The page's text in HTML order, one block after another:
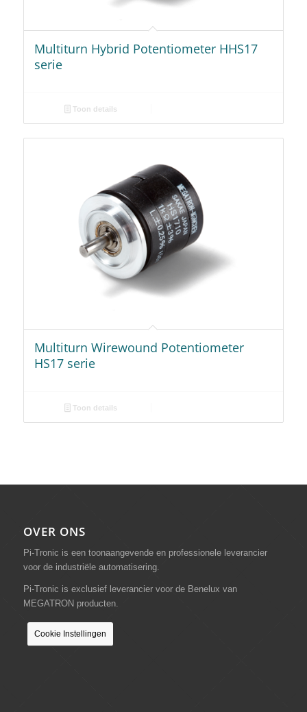
Multiturn Hybrid Potentiometer HHS17
serie
Toon details
Multiturn Wirewound Potentiometer
HS17 serie
Toon details
OVER ONS
Pi-Tronic is een toonaangevende en professionele leverancier
voor de industriële automatisering.
Pi-Tronic is exclusief leverancier voor de Benelux van
MEGATRON producten.
Cookie Instellingen